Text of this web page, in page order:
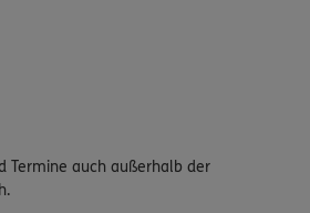
Termine auch außerhalb der